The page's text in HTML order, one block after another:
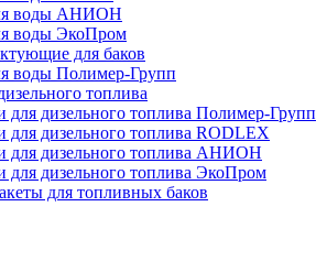
воды АНИОН
воды ЭкоПром
для баков
воды Полимер-Групп
топлива
для дизельного топлива Полимер-Групп
для дизельного топлива RODLEX
для дизельного топлива АНИОН
для дизельного топлива ЭкоПром
для топливных баков